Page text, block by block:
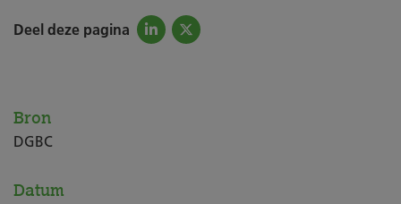
Deel deze pagina
Bron
DGBC
Datum